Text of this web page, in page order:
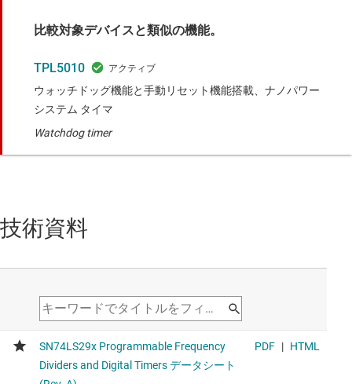
比較対象デバイスと類似の機能。
TPL5010
ウォッチドッグ機能と手動リセット機能搭載、ナノパワー
システム タイマ
Watchdog timer
技術資料